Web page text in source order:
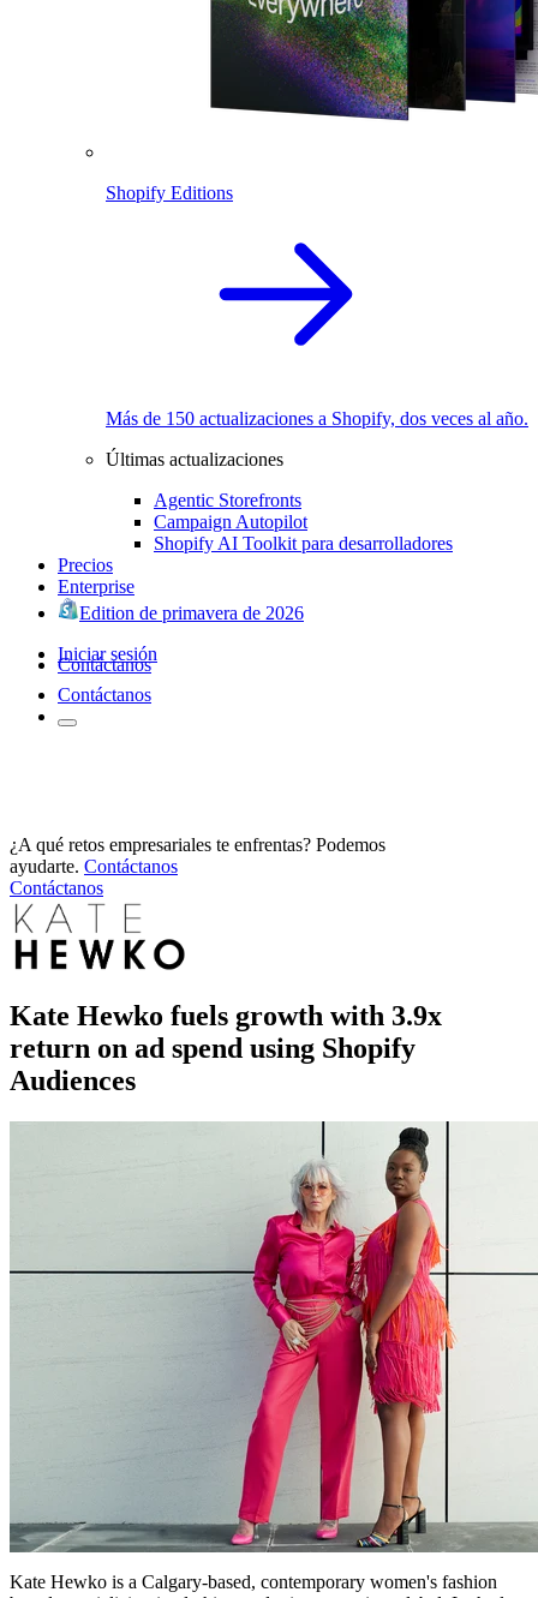
Shopify Editions
Más de 150 actualizaciones a Shopify, dos veces al año.
Últimas actualizaciones
Agentic Storefronts
Campaign Autopilot
Shopify AI Toolkit para desarrolladores
Precios
Enterprise
Edition de primavera de 2026
Iniciar sesión
Contáctanos
Contáctanos
¿A qué retos empresariales te enfrentas? Podemos
ayudarte. Contáctanos
Contáctanos
Kate Hewko fuels growth with 3.9x
return on ad spend using Shopify
Audiences
Kate Hewko is a Calgary-based, contemporary women's fashion